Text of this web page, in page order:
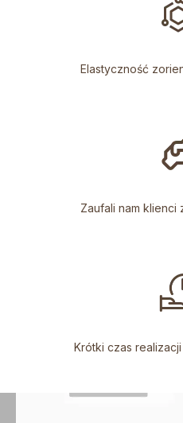
Elastyczność
Zaufali nam klienci
Krótki czas